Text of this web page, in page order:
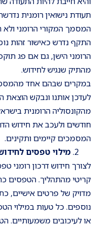
תעודת נישואין רומנית
המסמך המקורי הרומני ולא
התקף נדרש כאישור זהות
הרומני הישן, גם אם פג
מהתיק שנגיש לחידוש.
במקרים שבהם אחד
לעדכן אותנו ונבקש הוצאת
מהקונסוליה הרומנית
חודשים ולעכב את חידוש
המסמכים קיימים ותקינים.
מילוי טפסים
לצורך חידוש דרכון רומני
קריטי מהתהליך. הטפסים
מדויק של פרטים אישיים,
נוספים. כל טעות במילוי
או לעיכובים משמעותיים.